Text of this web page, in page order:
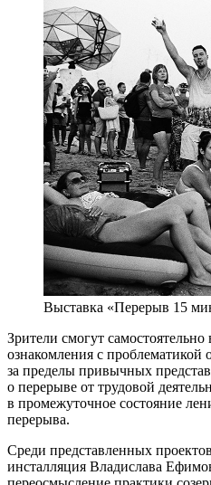
Выставка «Перерыв 15
Зрители смогут
ознакомления с проблематикой
за пределы привычных
о перерыве от трудовой
в промежуточное состояние
перерыва.
Среди представленных
инсталляция Владислава